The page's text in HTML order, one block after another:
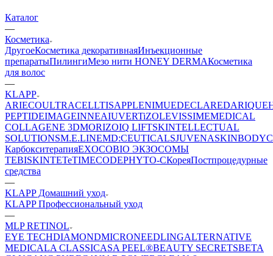
Каталог
—
Косметика
ДругоеКосметика декоративнаяИнъекционные
препаратыПилингиМезо нити HONEY DERMAКосметика
для волос
—
KLAPP
ARIECOULTRACELLTISAPPLENIMUEDECLAREDARIQUE
PEPTIDEIMAGEINNEAIUVERTiZOLEVISSIMEMEDICAL
COLLAGENE 3DMORIZOIQ LIFTSKINTELLECTUAL
SOLUTIONSM.E.LINEMD:CEUTICALSJUVENASKINBODY
КарбокситерапияEXOCOBIO ЭКЗОСОМЫ
TEBISKINTETeTIMECODEPHYTO-CКореяПостпроцедурные
средства
—
KLAPP Домашний уход
KLAPP Профессиональный уход
—
MLP RETINOL
EYE TECHDIAMONDMICRONEEDLINGALTERNATIVE
MEDICALA CLASSICASA PEEL®BEAUTY SECRETSBETA